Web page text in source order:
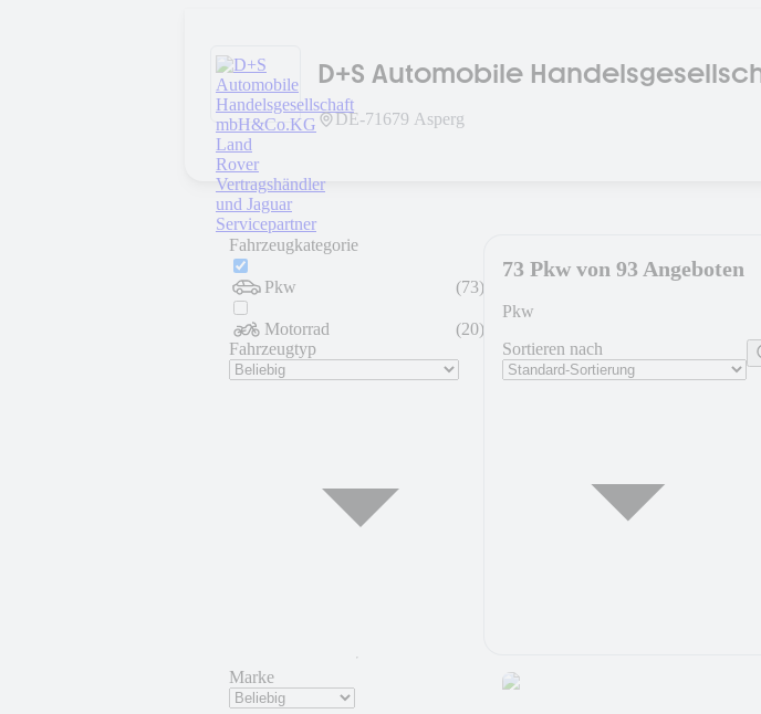
D+S Automobile
Rover Vertragshändler und
DE-71679 Asperg
Fahrzeugkategorie
Pkw (73)
Motorrad (20)
Fahrzeugtyp
Marke
73 Pkw von 93 Angeboten
Pkw
Sortieren nach